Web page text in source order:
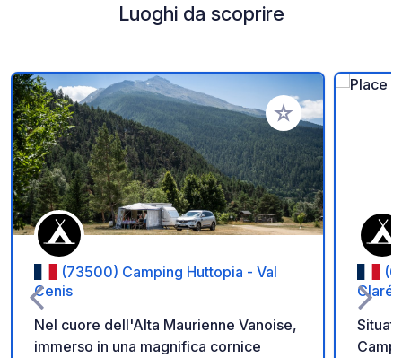
Luoghi da scoprire
Aggiungi ai tuoi
(73500) Camping Huttopia - Val
Cenis
Nel cuore dell'Alta Maurienne Vanoise,
immerso in una magnifica cornice
Clarée